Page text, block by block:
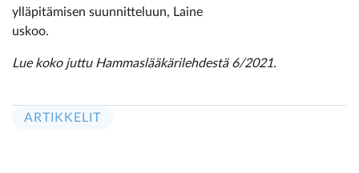
ylläpitämisen suunnitteluun, Laine
uskoo.
Lue koko juttu Hammaslääkärilehdestä 6/2021.
ARTIKKELIT